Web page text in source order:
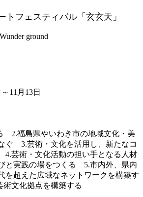
トフェスティバル「玄玄天」
ground
11月13日
2.福島県やいわき市の地域文化・美
ぐ 3.芸術・文化を活用し、新たなコ
芸術・文化活動の担い手となる人材
と実践の場をつくる 5.市内外、県内
を超えた広域なネットワークを構築す
文化拠点を構築する